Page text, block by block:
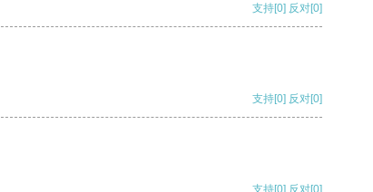
支持[0] 反对[0]
支持[0] 反对[0]
支持[0] 反对[0]